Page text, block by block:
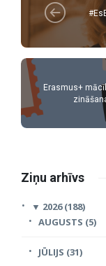
Erasmus+
Ziņu arhīvs
▼ 2026 (188)
AUGUSTS (5)
JŪLIJS (31)